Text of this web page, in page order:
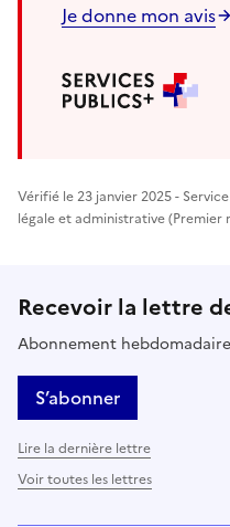
Je donne mon avis
Vérifié le 23 janvier 2025 -
légale et administrative (Premier
Recevoir la lettre
Abonnement
S’abonner
Lire la dernière lettre
Voir toutes les lettres